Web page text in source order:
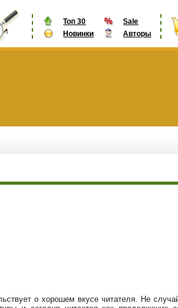
Топ 30
Sale
Новинки
Авторы
о хорошем вкусе читателя. Не